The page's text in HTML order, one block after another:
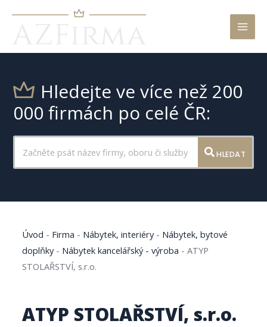
Hledejte ve více než 200
000 firmách po celé ČR:
HLEDAT
Úvod - Firma - Nábytek, interiéry- Nábytek, bytové
doplňky- Nábytek kancelářský - výroba -ATYP
STOLAŘSTVÍ, s.r.o.
ATYP STOLAŘSTVÍ, s.r.o.